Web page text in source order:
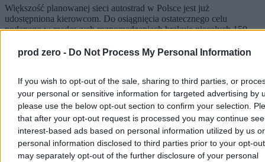
prod zero - Do Not Process My Personal Information
If you wish to opt-out of the sale, sharing to third parties, or
your personal or sensitive information for targeted advertising by
please use the below opt-out section to confirm your selection.
that after your opt-out request is processed you may continue
interest-based ads based on personal information utilized by us or
personal information disclosed to third parties prior to your opt-
may separately opt-out of the further disclosure of your personal
Większość planowanej sieci autostrad w Polsce jest już
udostępniona kierowcom. Do osiągnięcia ostatecznego celu
podanego w rządowych rozporządzeniach brakuje niecałych 150
planuje domknięcie brakujących odcinków oraz rozbudowę
Agnieszka Waś-Turecka
Dzisiaj 11:23
5 min
Reklama